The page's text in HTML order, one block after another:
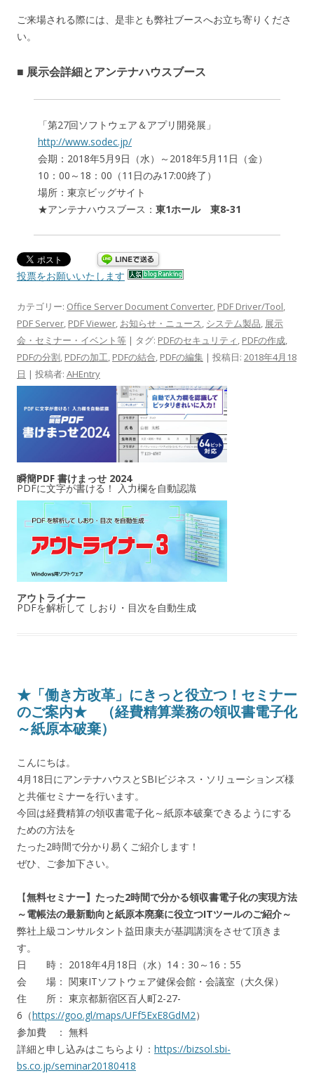
ご来場される際には、是非とも弊社ブースへお立ち寄りくださ
い。
■ 展示会詳細とアンテナハウスブース
「第27回ソフトウェア＆アプリ開発展」
http://www.sodec.jp/
会期：2018年5月9日（水）～2018年5月11日（金）
10：00～18：00（11日のみ17:00終了）
場所：東京ビッグサイト
★アンテナハウスブース： 東1ホール 東8-31
投票をお願いいたします
カテゴリー: Office Server Document Converter, PDF Driver/Tool,
PDF Server, PDF Viewer, お知らせ・ニュース, システム製品, 展示
会・セミナー・イベント等 | タグ: PDFのセキュリティ, PDFの作成,
PDFの分割, PDFの加工, PDFの結合, PDFの編集 | 投稿日: 2018年4月18
日 | 投稿者: AHEntry
瞬簡PDF 書けまっせ 2024
PDFに文字が書ける！ 入力欄を自動認識
アウトライナー
PDFを解析して しおり・目次を自動生成
★「働き方改革」にきっと役立つ！セミナー
のご案内★ （経費精算業務の領収書電子化
～紙原本破棄）
こんにちは。
4月18日にアンテナハウスとSBIビジネス・ソリューションズ様
と共催セミナーを行います。
今回は経費精算の領収書電子化～紙原本破棄できるようにする
ための方法を
たった2時間で分かり易くご紹介します！
ぜひ、ご参加下さい。
【無料セミナー】たった2時間で分かる領収書電子化の実現方法
～電帳法の最新動向と紙原本廃棄に役立つITツールのご紹介～
弊社上級コンサルタント益田康夫が基調講演をさせて頂きま
す。
日 時： 2018年4月18日（水）14：30～16：55
会 場： 関東ITソフトウェア健保会館・会議室（大久保）
住 所： 東京都新宿区百人町2-27-
6（https://goo.gl/maps/UFf5ExE8GdM2）
参加費 ： 無料
詳細と申し込みはこちらより： https://bizsol.sbi-
bs.co.jp/seminar20180418